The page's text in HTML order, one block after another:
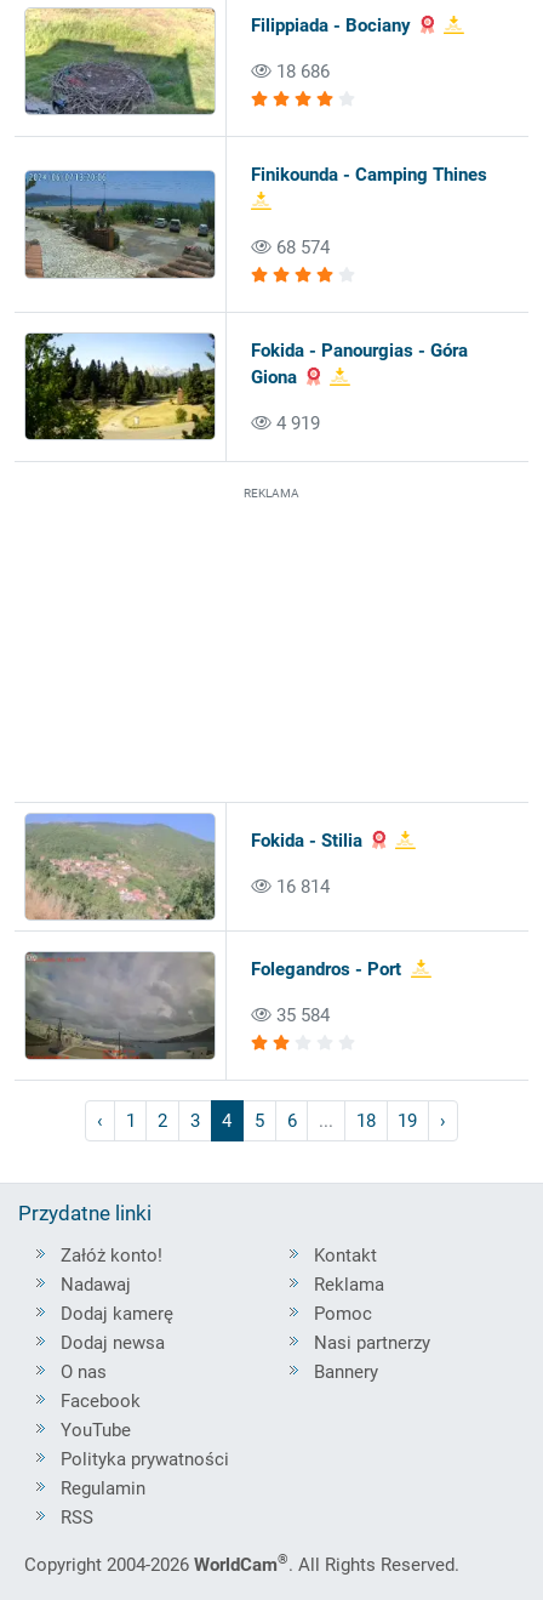
Filippiada - Bociany
18 686
Finikounda - Camping Thines
68 574
Fokida - Panourgias - Góra
Giona
4 919
REKLAMA
Fokida - Stilia
16 814
Folegandros - Port
35 584
‹ 1 2 3 4 5 6 ... 18 19 ›
Przydatne linki
Załóż konto!
Nadawaj
Dodaj kamerę
Dodaj newsa
O nas
Kontakt
Reklama
Pomoc
Nasi partnerzy
Bannery
Facebook
YouTube
Polityka prywatności
Regulamin
RSS
Copyright 2004-2026 WorldCam®. All Rights Reserved.